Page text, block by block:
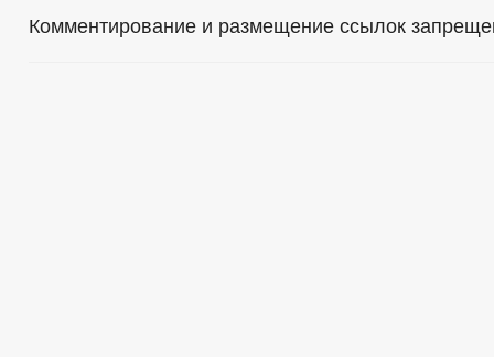
Комментирование и размещение ссылок